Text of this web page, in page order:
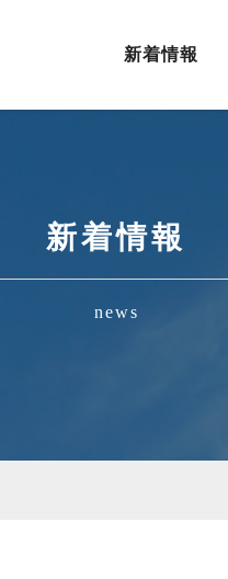
新着情報
新着情報
news